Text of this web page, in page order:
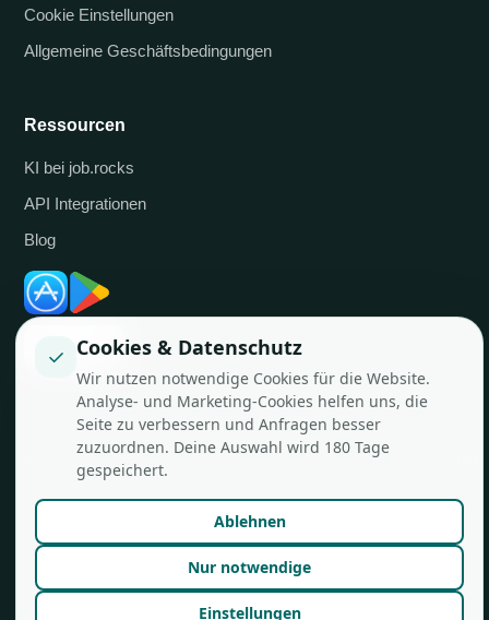
Cookie Einstellungen
Allgemeine Geschäftsbedingungen
Ressourcen
KI bei job.rocks
API Integrationen
Blog
Made in Zürich für flexible Teams.
✓ Cookies & Datenschutz
Wir nutzen notwendige Cookies für die Website.
Analyse- und Marketing-Cookies helfen uns, die
Seite zu verbessern und Anfragen besser
zuzuordnen. Deine Auswahl wird 180 Tage
gespeichert.
Ablehnen
Nur notwendige
Einstellungen